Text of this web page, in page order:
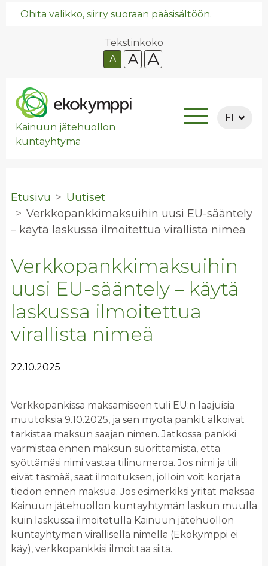
Ohita valikko, siirry suoraan pääsisältöön.
Tekstinkoko
A
A A
Kainuun jätehuollon
kuntayhtymä
FI
Etusivu
Uutiset
Verk­ko­pank­ki­mak­sui­hin uusi EU-sään­te­ly
– käytä las­kus­sa il­moi­tet­tua vi­ral­lis­ta nimeä
Verkkopankkimaksuihin
uusi EU-sääntely – käytä
laskussa ilmoitettua
virallista nimeä
22.10.2025
Verkkopankissa maksamiseen tuli EU:n laajuisia
muutoksia 9.10.2025, ja sen myötä pankit alkoivat
tarkistaa maksun saajan nimen. Jatkossa pankki
varmistaa ennen maksun suorittamista, että
syöttämäsi nimi vastaa tilinumeroa. Jos nimi ja tili
eivät täsmää, saat ilmoituksen, jolloin voit korjata
tiedon ennen maksua. Jos esimerkiksi yrität maksaa
Kainuun jätehuollon kuntayhtymän laskun muulla
kuin laskussa ilmoitetulla Kainuun jätehuollon
kuntayhtymän virallisella nimellä (Ekokymppi ei
käy), verkkopankkisi ilmoittaa siitä.